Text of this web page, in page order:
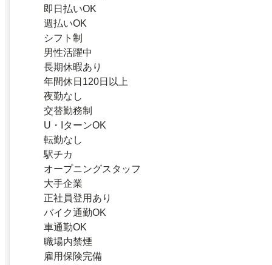
即日払いOK
週払いOK
シフト制
男性活躍中
長期休暇あり
年間休日120日以上
夜勤なし
交替勤務制
U・IターンOK
転勤なし
駅チカ
オープニングスタッフ
大手企業
正社員登用あり
バイク通勤OK
車通勤OK
職場内禁煙
雇用保険完備